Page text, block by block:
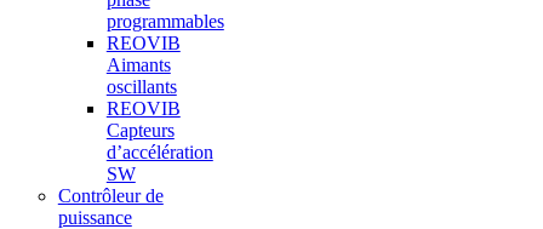
programmables
REOVIB
Aimants
oscillants
REOVIB
Capteurs
d’accélération
SW
Contrôleur de
puissance